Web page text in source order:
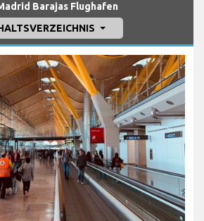
Barajas Flughafen